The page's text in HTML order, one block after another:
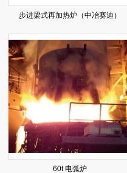
步进梁式再加热炉（中冶赛迪）
60t 电弧炉